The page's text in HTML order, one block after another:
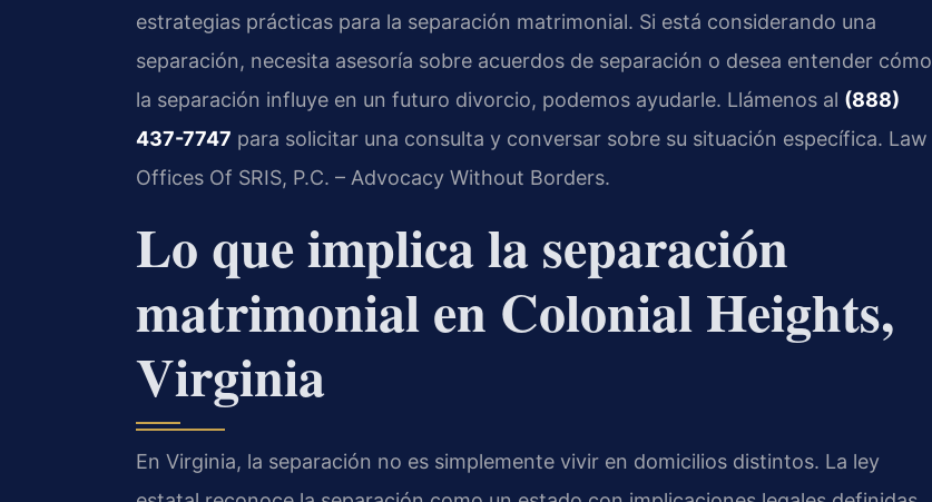
estrategias prácticas para la separación matrimonial. Si está considerando una
separación, necesita asesoría sobre acuerdos de separación o desea entender cómo
la separación influye en un futuro divorcio, podemos ayudarle. Llámenos al (888)
437-7747 para solicitar una consulta y conversar sobre su situación específica. Law
Offices Of SRIS, P.C. – Advocacy Without Borders.
Lo que implica la separación
matrimonial en Colonial Heights,
Virginia
En Virginia, la separación no es simplemente vivir en domicilios distintos. La ley